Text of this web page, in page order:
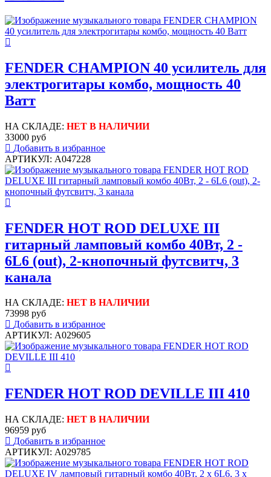
FENDER CHAMPION 40 усилитель для
электрогитары комбо, мощность 40
Ватт
НА СКЛАДЕ: НЕТ В НАЛИЧИИ
33000 руб
Добавить в избранное
АРТИКУЛ: A047228
FENDER HOT ROD DELUXE III
гитарный ламповый комбо 40Вт, 2 -
6L6 (out), 2-кнопочный футсвитч, 3
канала
НА СКЛАДЕ: НЕТ В НАЛИЧИИ
73998 руб
Добавить в избранное
АРТИКУЛ: A029605
FENDER HOT ROD DEVILLE III 410
НА СКЛАДЕ: НЕТ В НАЛИЧИИ
96959 руб
Добавить в избранное
АРТИКУЛ: A029785